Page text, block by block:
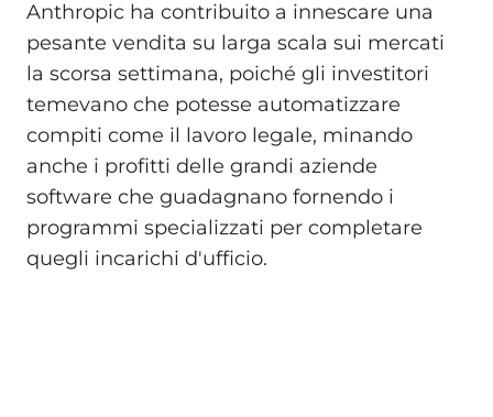
Anthropic ha contribuito a innescare una
pesante vendita su larga scala sui mercati
la scorsa settimana, poiché gli investitori
temevano che potesse automatizzare
compiti come il lavoro legale, minando
anche i profitti delle grandi aziende
software che guadagnano fornendo i
programmi specializzati per completare
quegli incarichi d'ufficio.